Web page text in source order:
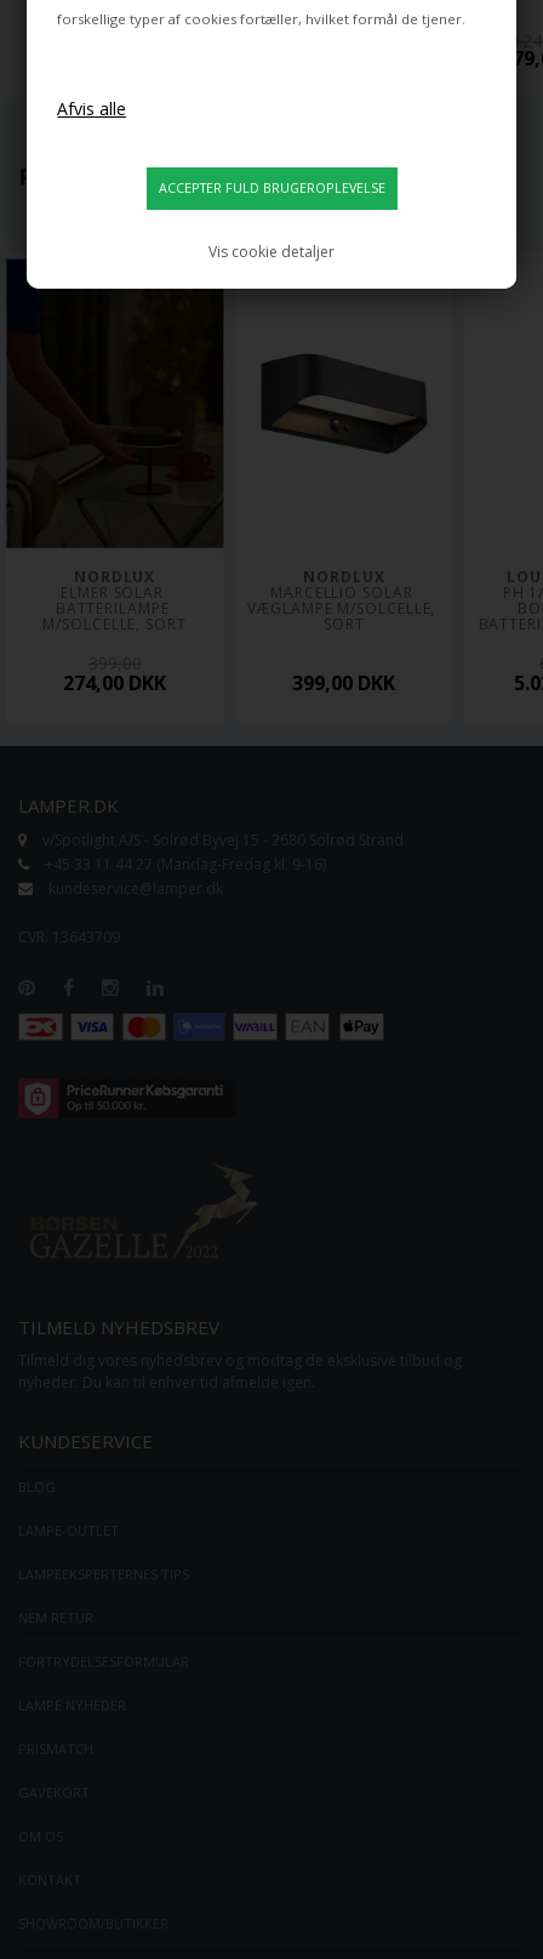
forskellige typer af cookies fortæller, hvilket formål de tjener.
Vis cookie detaljer
POPULÆRT LIGE NU
NORDLUX
ELMER SOLAR
BATTERILAMPE
M/SOLCELLE, SORT
274,00 DKK
NORDLUX
MARCELLIO SOLAR
VÆGLAMPE M/SOLCELLE,
SORT
399,00 DKK
PH
LAMPER.DK
TILMELD NYHEDSBREV
KUNDESERVICE